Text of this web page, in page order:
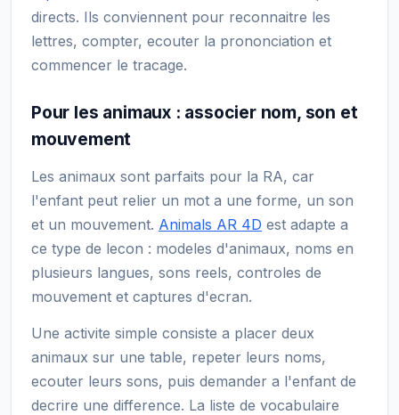
directs. Ils conviennent pour reconnaitre les
lettres, compter, ecouter la prononciation et
commencer le tracage.
Pour les animaux : associer nom, son et
mouvement
Les animaux sont parfaits pour la RA, car
l'enfant peut relier un mot a une forme, un son
et un mouvement. Animals AR 4D est adapte a
ce type de lecon : modeles d'animaux, noms en
plusieurs langues, sons reels, controles de
mouvement et captures d'ecran.
Une activite simple consiste a placer deux
animaux sur une table, repeter leurs noms,
ecouter leurs sons, puis demander a l'enfant de
decrire une difference. La liste de vocabulaire